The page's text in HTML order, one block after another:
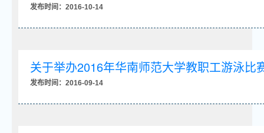
发布时间：2016-10-14
关于举办2016年华南师范大学教职工游泳比
发布时间：2016-09-14